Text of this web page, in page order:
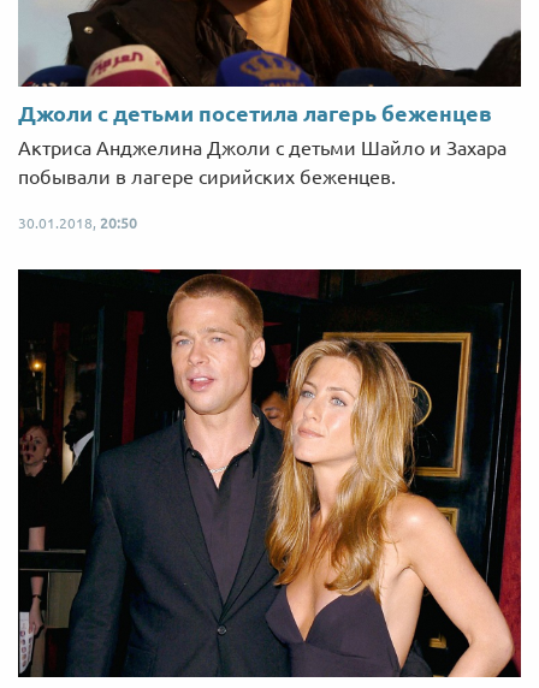
Джоли с детьми посетила лагерь беженцев
Актриса Анджелина Джоли с детьми Шайло и Захара
побывали в лагере сирийских беженцев.
30.01.2018, 20:50